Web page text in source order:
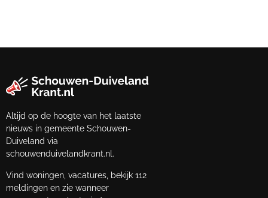
Altijd op de hoogte van het laatste
nieuws in gemeente Schouwen-
Duiveland via
schouwenduivelandkrant.nl.
Vind woningen, vacatures, bekijk 112
meldingen en zie wanneer